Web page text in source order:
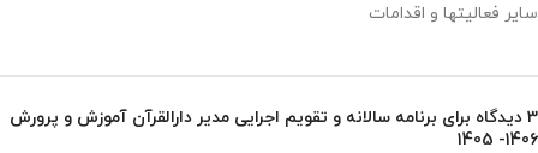
سایر فعالیتها و اقدامات
3 دیدگاه برای
برنامه سالانه و تقویم اجرایی مدیر دارالقرآن آموزش و پرورش
1406- 1405